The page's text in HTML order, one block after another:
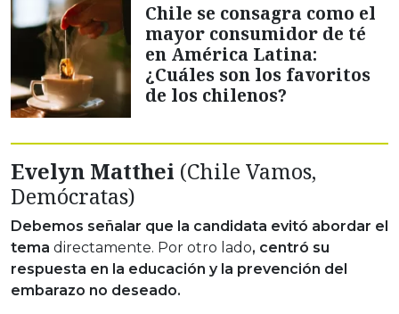
Chile se consagra como el
mayor consumidor de té
en América Latina:
¿Cuáles son los favoritos
de los chilenos?
Evelyn Matthei (Chile Vamos,
Demócratas)
Debemos señalar que la candidata evitó abordar el
tema directamente. Por otro lado, centró su
respuesta en la educación y la prevención del
embarazo no deseado.